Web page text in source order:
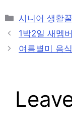
Categories
시니어 생활
Post
navigation
1박2일 새멤
여름별미 음